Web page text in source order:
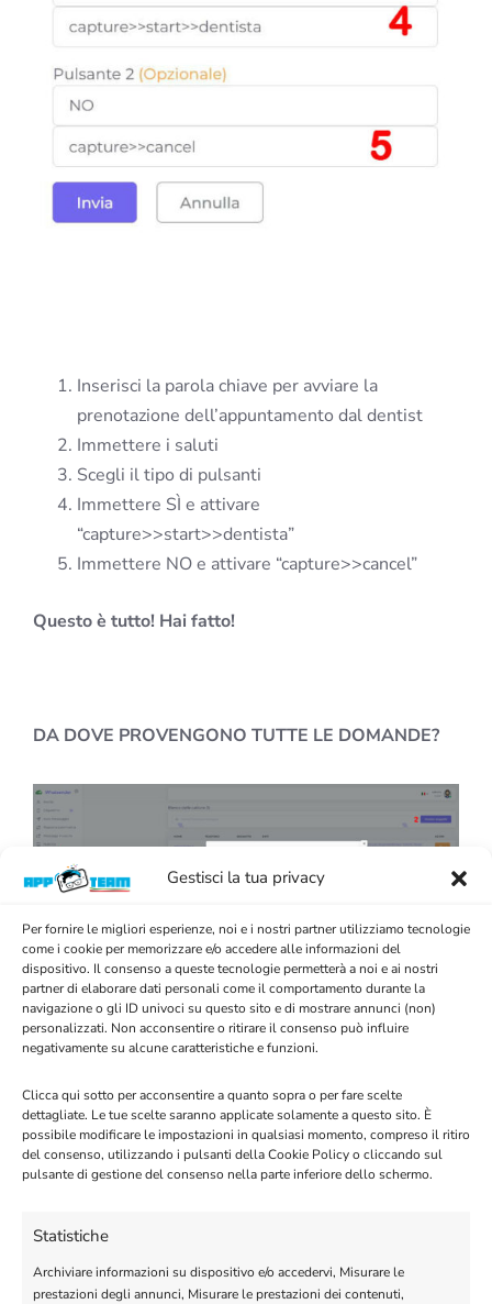
Gestisci la tua privacy
Per fornire le migliori esperienze, noi e i nostri partner utilizziamo tecnologie
come i cookie per memorizzare e/o accedere alle informazioni del
dispositivo. Il consenso a queste tecnologie permetterà a noi e ai nostri
partner di elaborare dati personali come il comportamento durante la
navigazione o gli ID univoci su questo sito e di mostrare annunci (non)
personalizzati. Non acconsentire o ritirare il consenso può influire
negativamente su alcune caratteristiche e funzioni.
Clicca qui sotto per acconsentire a quanto sopra o per fare scelte
dettagliate. Le tue scelte saranno applicate solamente a questo sito. È
possibile modificare le impostazioni in qualsiasi momento, compreso il ritiro
del consenso, utilizzando i pulsanti della Cookie Policy o cliccando sul
pulsante di gestione del consenso nella parte inferiore dello schermo.
Statistiche
Archiviare informazioni su dispositivo e/o accedervi, Misurare le
prestazioni degli annunci, Misurare le prestazioni dei contenuti,
Inserisci la parola chiave per avviare la
prenotazione dell’appuntamento dal dentist
Immettere i saluti
Scegli il tipo di pulsanti
Immettere SÌ e attivare
“capture>>start>>dentista”
Immettere NO e attivare “capture>>cancel”
Questo è tutto! Hai fatto!
DA DOVE PROVENGONO TUTTE LE DOMANDE?
Puoi modificare e aggiungere argomenti. Esempio:
per creare una cattura “sondaggio” (non dimenticare il
tag “finish” alla fine delle domande) verrà aggiunta